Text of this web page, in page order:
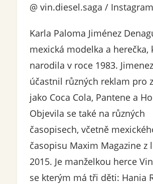
@ vin.diesel.saga / Instagram
Karla Paloma Jiménez
mexická modelka a herečka,
narodila v roce 1983.
účastnil různých reklam pro
jako Coca Cola, Pantene a
Objevila se také na různých
časopisech, včetně
časopisu Maxim Magazine z
2015. Je manželkou herce
se kterým má tři děti: Hania